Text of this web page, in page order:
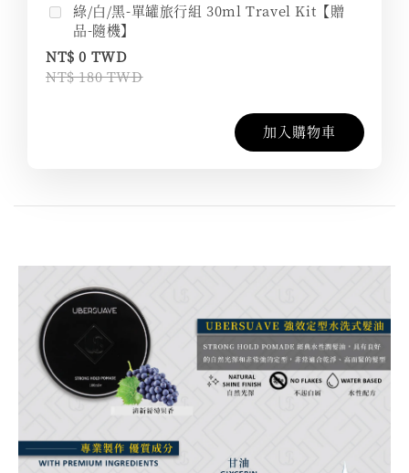
綠/白/黑-單罐旅行組 30ml Travel Kit【贈
品-隨機】
NT$ 0 TWD
NT$ 180 TWD
加入購物車